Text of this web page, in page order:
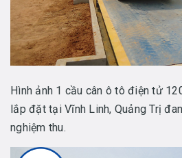
Hình ảnh 1 cầu cân ô tô điện tử
lắp đặt tại Vĩnh Linh, Quảng Trị
nghiệm thu.